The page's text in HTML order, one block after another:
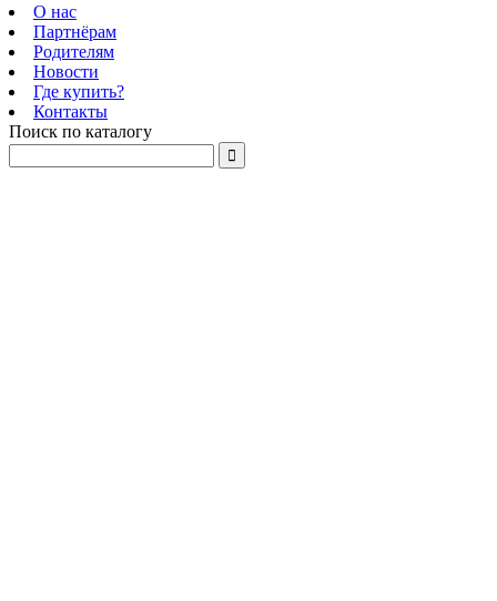
О нас
Партнёрам
Родителям
Новости
Где купить?
Контакты
Поиск по каталогу